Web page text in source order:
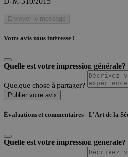
Envoyer le message
Votre avis nous intéresse !
Quelle est votre impression générale?
Quelque chose à partager?
Publier votre avis
Évaluations et commentaires - L'Art de la
Quelle est votre impression générale?